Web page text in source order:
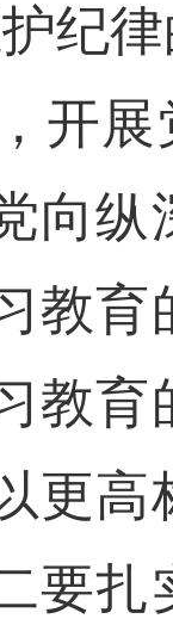
纪
开
向
教育
教
更
要